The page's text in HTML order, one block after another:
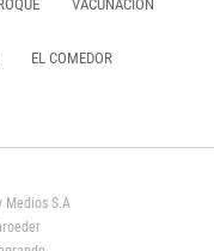
VACUNACIÓN
EL COMEDOR
S.A